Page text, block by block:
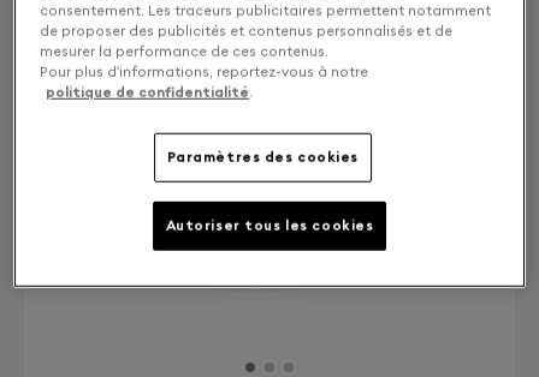
consentement. Les traceurs publicitaires permettent notamment
de proposer des publicités et contenus personnalisés et de
mesurer la performance de ces contenus.
Pour plus d’informations, reportez-vous à notre
politique de confidentialité.
Paramètres des cookies
Autoriser tous les cookies